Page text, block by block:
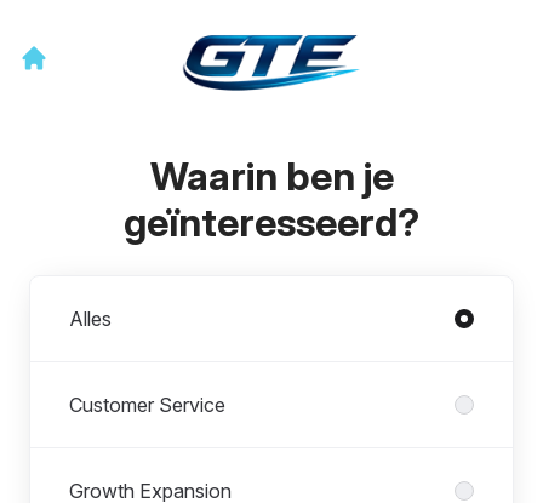
Waarin ben je
geïnteresseerd?
Alles
Customer Service
Growth Expansion